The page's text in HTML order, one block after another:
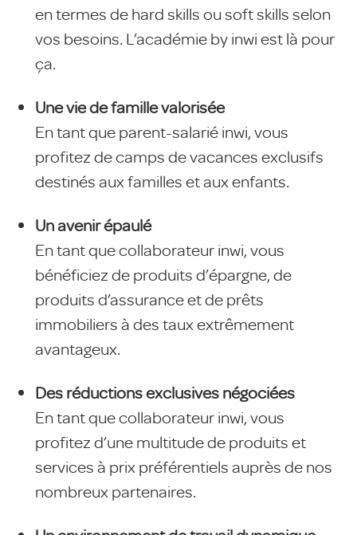
en termes de hard skills ou soft skills selon
vos besoins. L’académie by inwi est là pour
ça.
Une vie de famille valorisée
En tant que parent-salarié inwi, vous
profitez de camps de vacances exclusifs
destinés aux familles et aux enfants.
Un avenir épaulé
En tant que collaborateur inwi, vous
bénéficiez de produits d’épargne, de
produits d’assurance et de prêts
immobiliers à des taux extrêmement
avantageux.
Des réductions exclusives négociées
En tant que collaborateur inwi, vous
profitez d’une multitude de produits et
services à prix préférentiels auprès de nos
nombreux partenaires.